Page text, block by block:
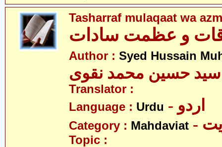
Tasharraf mulaqaat wa
و عظمت سادات
Author : Syed Hussain
سید حسین محمد نقوی
Translator :
Language : Urdu - اردو
Category : Mahdaviat
Topic :